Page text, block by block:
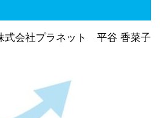
式会社プラネット 平谷 香菜子